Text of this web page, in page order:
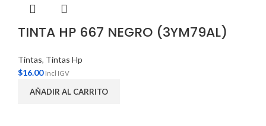
TINTA HP 667 NEGRO (3YM79AL)
Tintas, Tintas Hp
$16.00 Incl IGV
AÑADIR AL CARRITO